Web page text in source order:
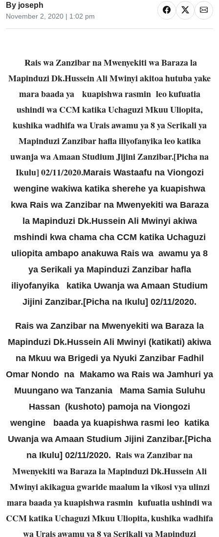
By joseph
November 2, 2020 | 1:02 pm
Rais wa Zanzibar na Mwenyekiti wa Baraza la
Mapinduzi Dk.Hussein Ali Mwinyi akitoa hutuba yake
mara baada ya kuapishwa rasmin leo kufuatia
ushindi wa CCM katika Uchaguzi Mkuu Uliopita,
kushika wadhifa wa Urais awamu ya 8 ya Serikali ya
Mapinduzi Zanzibar hafla iliyofanyika leo katika
uwanja wa Amaan Studium Jijini Zanzibar.[Picha na
Ikulu] 02/11/2020.Marais Wastaafu na Viongozi
wengine wakiwa katika sherehe ya kuapishwa
kwa Rais wa Zanzibar na Mwenyekiti wa Baraza
la Mapinduzi Dk.Hussein Ali Mwinyi akiwa
mshindi kwa chama cha CCM katika Uchaguzi
uliopita ambapo anakuwa Rais wa awamu ya 8
ya Serikali ya Mapinduzi Zanzibar hafla
iliyofanyika katika Uwanja wa Amaan Studium
Jijini Zanzibar.[Picha na Ikulu] 02/11/2020.
Rais wa Zanzibar na Mwenyekiti wa Baraza la
Mapinduzi Dk.Hussein Ali Mwinyi (katikati) akiwa
na Mkuu wa Brigedi ya Nyuki Zanzibar Fadhil
Omar Nondo na Makamo wa Rais wa Jamhuri ya
Muungano wa Tanzania Mama Samia Suluhu
Hassan (kushoto) pamoja na Viongozi
wengine
baada ya kuapishwa rasmi leo katika
Uwanja wa Amaan Studium Jijini Zanzibar.[Picha
na Ikulu] 02/11/2020. Rais wa Zanzibar na
Mwenyekiti wa Baraza la Mapinduzi Dk.Hussein Ali
Mwinyi akikagua gwaride maalum la vikosi vya ulinzi
mara baada ya kuapishwa rasmin kufuatia ushindi wa
CCM katika Uchaguzi Mkuu Uliopita, kushika wadhifa
wa Urais awamu ya 8 ya Serikali ya Mapinduzi